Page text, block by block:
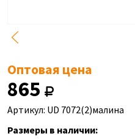
Оптовая цена
865
Артикул: UD 7072(2)малина
Размеры в наличии: